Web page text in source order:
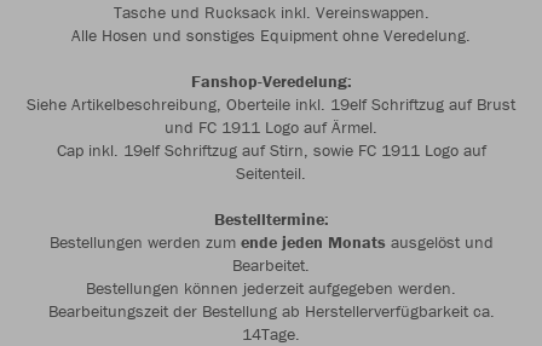
Tasche und Rucksack inkl. Vereinswappen.
Alle Hosen und sonstiges Equipment ohne Veredelung.
Fanshop-Veredelung:
Siehe Artikelbeschreibung, Oberteile inkl. 19elf Schriftzug auf Brust
und FC 1911 Logo auf Ärmel.
Cap inkl. 19elf Schriftzug auf Stirn, sowie FC 1911 Logo auf
Seitenteil.
Bestelltermine:
Bestellungen werden zum ende jeden Monatsausgelöst und
Bearbeitet.
Bestellungen können jederzeit aufgegeben werden.
Bearbeitungszeit der Bestellung ab Herstellerverfügbarkeit ca.
14Tage.